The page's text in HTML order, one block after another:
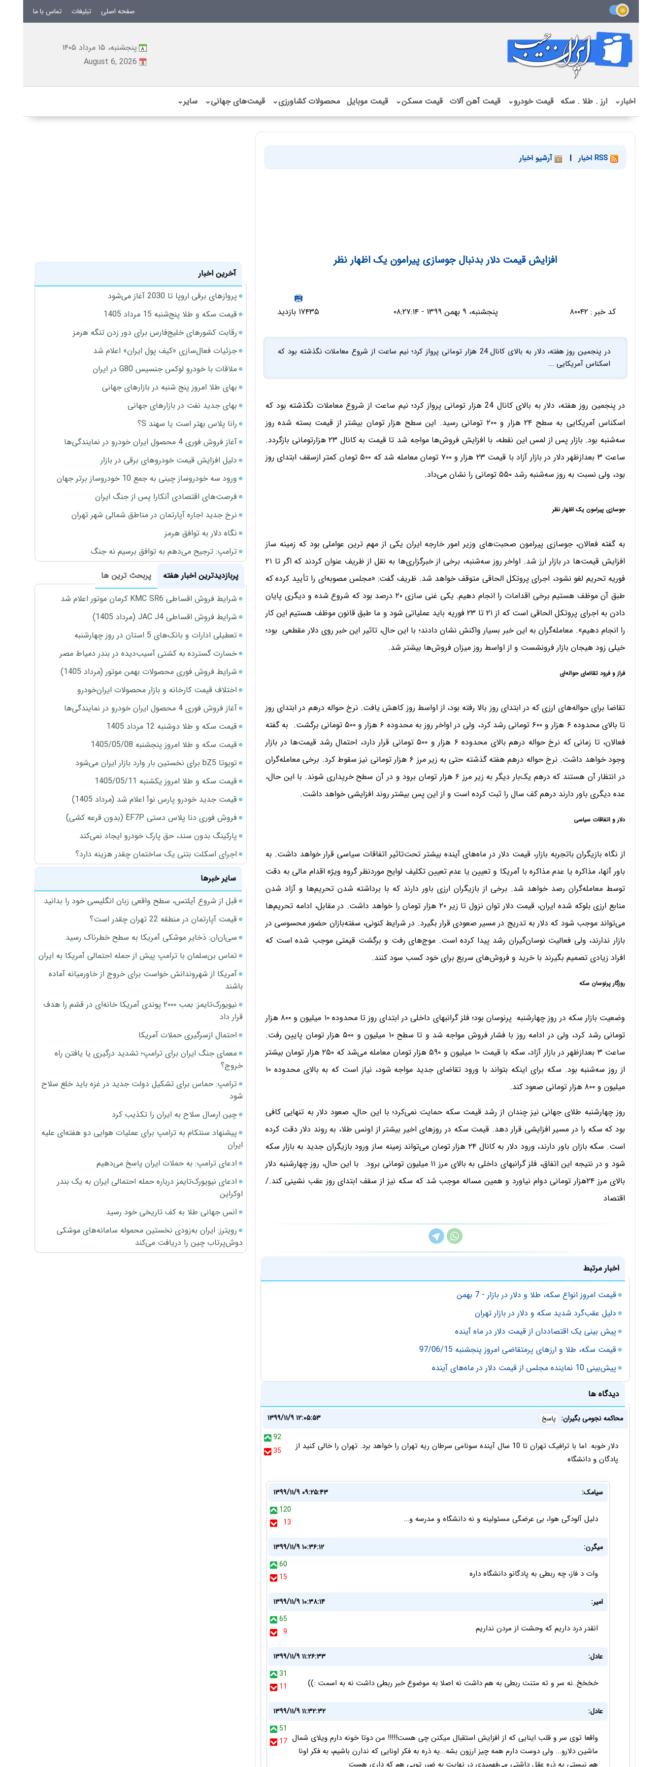
صفحه اصلی تبلیغات تماس با ما
پنجشنبه، ۱۵ مرداد ۱۴۰۵
August 6, 2026
اخبار⌄ ارز . طلا . سکه قیمت خودرو⌄ قیمت آهن آلات قیمت مسکن⌄ قیمت موبایل محصولات کشاورزی⌄ قیمت‌های جهانی⌄ سایر⌄
| آرشیو اخبار
افزایش قیمت دلار بدنبال جوسازی پیرامون یک اظهار نظر
کد خبر : ۸۰۰۴۲ پنجشنبه، ۹ بهمن ۱۳۹۹ - ۰۸:۲۷:۱۴ ۱۷۴۳۵ بازدید
در پنجمین روز هفته، دلار به بالای کانال 24 هزار تومانی پرواز کرد؛ نیم ساعت از شروع معاملات نگذشته بود که
اسکناس آمریکایی ...
در پنجمین روز هفته، دلار به بالای کانال 24 هزار تومانی پرواز کرد؛ نیم ساعت از شروع معاملات نگذشته بود که
اسکناس آمریکایی به سطح ۲۴ هزار و ۲۰۰ تومانی رسید. این سطح هزار تومان بیشتر از قیمت بسته شده روز
سه‌شنبه بود. بازار پس از لمس این نقطه، با افزایش فروش‌ها مواجه شد تا قیمت به کانال ۲۳ هزارتومانی بازگردد.
ساعت ۳ بعدازظهر دلار در بازار آزاد با قیمت ۲۳ هزار و ۷۰۰ تومان معامله شد که ۵۰۰ تومان کمتر ازسقف ابتدای روز
بود، ولی نسبت به روز سه‌شنبه رشد ۵۵۰ تومانی را نشان می‌داد.
جوسازی پیرامون یک اظهار نظر
به گفته فعالان، جوسازی پیرامون صحبت‌های وزیر امور خارجه ایران یکی از مهم ترین عواملی بود که زمینه ساز
افزایش قیمت‌ها در بازار ارز شد. اواخر روز سه‌شنبه، برخی از خبرگزاری‌ها به نقل از ظریف عنوان کردند که اگر تا ۲۱
فوریه تحریم‎ لغو نشود، اجرای پروتکل الحاقی متوقف خواهد شد. ظریف گفت: «مجلس مصوبه‌ای را تأیید کرده که
طبق آن موظف هستیم برخی اقدامات را انجام دهیم. یکی غنی سازی ۲۰ درصد بود که شروع شده و دیگری پایان
دادن به اجرای پروتکل الحاقی است که از ۲۱ تا ۲۳ فوریه باید عملیاتی شود و ما طبق قانون موظف هستیم این کار
را انجام دهیم». معامله‌گران به این خبر بسیار واکنش نشان دادند؛ با این حال، تاثیر این خبر روی دلار مقطعی بود؛
خیلی زود هیجان بازار فرونشست و از اواسط روز میزان فروش‌ها بیشتر شد.
فراز و فرود تقاضای حواله‌ای
تقاضا برای حواله‌های ارزی که در ابتدای روز بالا رفته بود، از اواسط روز کاهش یافت. نرخ حواله درهم در ابتدای روز
تا بالای محدوده ۶ هزار و ۶۰۰ تومانی رشد کرد، ولی در اواخر روز به محدوده ۶ هزار و ۵۰۰ تومانی برگشت. به گفته
فعالان، تا زمانی که نرخ حواله درهم بالای محدوده ۶ هزار و ۵۰۰ تومانی قرار دارد، احتمال رشد قیمت‌ها در بازار
وجود خواهد داشت. نرخ حواله درهم هفته گذشته حتی به زیر مرز ۶ هزار تومانی نیز سقوط کرد. برخی معامله‌گران
در انتظار آن هستند که درهم یک‌بار دیگر به زیر مرز ۶ هزار تومان برود و در آن سطح خریداری شوند. با این حال،
عده دیگری باور دارند درهم کف سال را ثبت کرده است و از این پس بیشتر روند افزایشی خواهد داشت.
دلار و اتفاقات سیاسی
از نگاه بازیگران باتجربه بازار، قیمت دلار در ماه‌های آینده بیشتر تحت‌تاثیر اتفاقات سیاسی قرار خواهد داشت. به
باور آنها، مذاکره یا عدم مذاکره با آمریکا و تعیین یا عدم تعیین تکلیف لوایح موردنظر گروه ویژه اقدام مالی به دقت
توسط معامله‌گران رصد خواهد شد. برخی از بازیگران ارزی باور دارند که با برداشته شدن تحریم‌ها و آزاد شدن
منابع ارزی بلوکه شده ایران، قیمت دلار توان نزول تا زیر ۲۰ هزار تومان را خواهد داشت. در مقابل، ادامه تحریم‌ها
می‌تواند موجب ‌شود که دلار به تدریج در مسیر صعودی قرار بگیرد. در شرایط کنونی، سفته‌بازان حضور محسوسی در
بازار ندارند، ولی فعالیت نوسان‌گیران رشد پیدا کرده است. موج‌های رفت و برگشت قیمتی موجب شده است که
افراد زیادی تصمیم بگیرند با خرید و فروش‌های سریع برای خود کسب سود کنند.
روزگار پرنوسان سکه
وضعیت بازار سکه در روز چهارشنبه پرنوسان بود؛ فلز گرانبهای داخلی در ابتدای روز تا محدوده ۱۰ میلیون و ۸۰۰ هزار
تومانی رشد کرد، ولی در ادامه روز با فشار فروش مواجه شد و تا سطح ۱۰ میلیون و ۵۰۰ هزار تومان پایین رفت.
ساعت ۳ بعدازظهر در بازار آزاد، سکه با قیمت ۱۰ میلیون و ۵۹۰ هزار تومان معامله می‌شد که ۲۵۰ هزار تومان بیشتر
از روز سه‌شنبه بود. سکه برای اینکه بتواند با ورود تقاضای جدید مواجه شود، نیاز است که به بالای محدوده ۱۰
میلیون و ۸۰۰ هزار تومانی صعود کند.
روز چهارشنبه طلای جهانی نیز چندان از رشد قیمت سکه حمایت نمی‌کرد؛ با این حال، صعود دلار به تنهایی کافی
بود که سکه را در مسیر افزایشی قرار دهد. قیمت سکه در روزهای اخیر بیشتر از اونس طلا، به روند دلار دقت کرده
است. سکه بازان باور دارند، ورود دلار به کانال ۲۴ هزار تومان می‌تواند زمینه ساز ورود بازیگران جدید به بازار سکه
شود و در نتیجه این اتفاق، فلز گرانبهای داخلی به بالای مرز ۱۱ میلیون تومانی برود. با این حال، روز چهارشنبه دلار
بالای مرز ۲۴هزار تومانی دوام نیاورد و همین مساله موجب شد که سکه نیز از سقف ابتدای روز عقب نشینی کند./
اقتصاد
اخبار مرتبط
قیمت امروز انواع سکه، طلا و دلار در بازار - 7 بهمن
دلیل عقب‌گرد شدید سکه و دلار در بازار تهران
پیش بینی یک اقتصاددان از قیمت دلار در ماه آینده
قیمت سکه، طلا و ارزهای پرمتقاضی امروز پنجشنبه 97/06/15
پیش‌بینی 10 نماینده مجلس از قیمت دلار در ماه‌های آینده
دیدگاه ها
محاکمه نجومی بگیران: پاسخ
۱۳۹۹/۱۱/۹ ۱۲:۰۵:۵۳
92
35
دلار خوبه. اما با ترافیک تهران تا 10 سال آینده سونامی سرطان ریه تهران را خواهد برد. تهران را خالی کنید از
پادگان و دانشگاه
سیامک:
۱۳۹۹/۱۱/۹ ۰۹:۲۵:۴۳
120
13
دلیل آلودگی هوا، بی عرضگی مسئولینه و نه دانشگاه و مدرسه و...
میگرن:
۱۳۹۹/۱۱/۹ ۱۰:۳۶:۱۲
60
15
وات د فاز، چه ربطی به پادگانو دانشگاه داره
امیر:
۱۳۹۹/۱۱/۹ ۱۰:۳۸:۱۴
65
9
انقدر درد داریم که وحشت از مردن نداریم
عادل:
۱۳۹۹/۱۱/۹ ۱۱:۲۶:۳۳
31
11
خخخخ..نه سر و ته متنت ربطی به هم داشت نه اصلا به موضوع خبر ربطی داشت نه به اسمت :))
عادل:
۱۳۹۹/۱۱/۹ ۱۱:۳۲:۳۲
51
17 واقعا توی سر و قلب اینایی که از افزایش استقبال میکنن چی هست!!!!! من دوتا خونه دارم ویلای شمال
ماشین دلارو... ولی دوست دارم همه چیز ارزون بشه...یه ذره به فکر اونایی که ندارن باشیم، به فکر اونا
هم نیستی یه ذره عقل داشتی می‌فهمیدی در نهایت به ضرر تویی هم که داری هست
آخرین اخبار
پروازهای برقی اروپا تا 2030 آغاز می‌شود
قیمت سکه و طلا پنج‌شنبه 15 مرداد 1405
رقابت کشورهای خلیج‌فارس برای دور زدن تنگه هرمز
جزئیات فعال‌سازی «کیف پول ایران» اعلام شد
ملاقات با خودرو لوکس جنسیس G80 در ایران
بهای طلا امروز پنج شنبه در بازارهای جهانی
بهای جدید نفت در بازارهای جهانی
رانا پلاس بهتر است یا سهند S؟
آغاز فروش فوری 4 محصول ایران خودرو در نمایندگی‌ها
دلیل افزایش قیمت خودروهای برقی در بازار
ورود سه خودروساز چینی به جمع 10 خودروساز برتر جهان
فرصت‌های اقتصادی آنکارا پس از جنگ ایران
نرخ جدید اجاره آپارتمان در مناطق شمالی شهر تهران
نگاه دلار به توافق هرمز
ترامپ: ترجیح می‌دهم به توافق برسیم نه جنگ
پربازدیدترین اخبار هفته
پربحث ترین ها
شرایط فروش اقساطی KMC SR6 کرمان موتور اعلام شد
شرایط فروش اقساطی JAC J4 (مرداد 1405)
تعطیلی ادارات و بانک‌های 5 استان در روز چهارشنبه
خسارت گسترده به کشتی آسیب‌دیده در بندر دمیاط مصر
شرایط فروش فوری محصولات بهمن موتور (مرداد 1405)
اختلاف قیمت کارخانه و بازار محصولات ایران‌خودرو
آغاز فروش فوری 4 محصول ایران خودرو در نمایندگی‌ها
قیمت سکه و طلا دوشنبه 12 مرداد 1405
قیمت سکه و طلا امروز پنجشنبه 1405/05/08
تویوتا bZ5 برای نخستین بار وارد بازار ایران می‌شود
قیمت سکه و طلا امروز یکشنبه 1405/05/11
قیمت جدید خودرو پارس نوآ اعلام شد (مرداد 1405)
فروش فوری دنا پلاس دستی EF7P (بدون قرعه کشی)
پارکینگ بدون سند، حق پارک خودرو ایجاد نمی‌کند
اجرای اسکلت بتنی یک ساختمان چقدر هزینه دارد؟
سایر خبرها
قبل از شروع آیلتس، سطح واقعی زبان انگلیسی خود را بدانید
قیمت آپارتمان در منطقه 22 تهران چقدر است؟
سی‌ان‌ان: ذخایر موشکی آمریکا به سطح خطرناک رسید
تماس بن‌سلمان با ترامپ پیش از حمله احتمالی آمریکا به ایران
آمریکا از شهروندانش خواست برای خروج از خاورمیانه آماده
باشند
نیویورک‌تایمز: بمب ۲۰۰۰ پوندی آمریکا خانه‌ای در قشم را هدف
قرار داد
احتمال ازسرگیری حملات آمریکا
معمای جنگ ایران برای ترامپ؛ تشدید درگیری یا یافتن راه
خروج؟
ترامپ: حماس برای تشکیل دولت جدید در غزه باید خلع سلاح
شود
چین ارسال سلاح به ایران را تکذیب کرد
پیشنهاد سنتکام به ترامپ برای عملیات هوایی دو هفته‌ای علیه
ایران
ادعای ترامپ: به حملات ایران پاسخ می‌دهیم
ادعای نیویورک‌تایمز درباره حمله احتمالی ایران به یک بندر
اوکراین
انس جهانی طلا به کف تاریخی خود رسید
رویترز: ایران به‌زودی نخستین محموله سامانه‌های موشکی
دوش‌پرتاب چین را دریافت می‌کند